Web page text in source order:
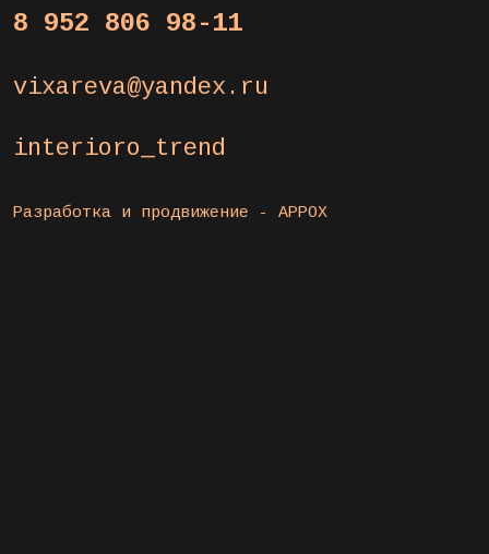
8 952 806 98-11
vixareva@yandex.ru
interioro_trend
Разработка и продвижение - APPOX